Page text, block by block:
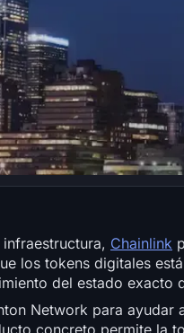
Chainlink
los tokens digitales
del estado
Network para